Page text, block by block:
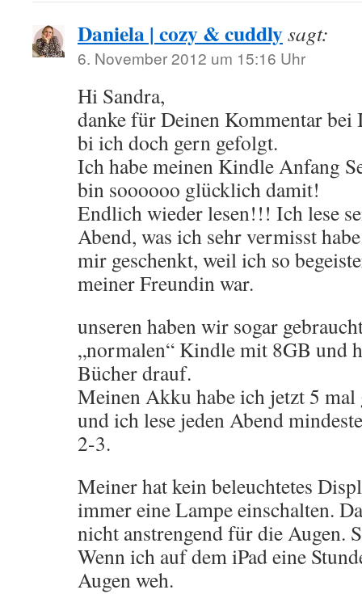
Daniela | cozy & cuddlysagt:
6. November 2012 um 15:16 Uhr
Hi Sandra,
danke für Deinen Kommentar
bi ich doch gern gefolgt.
Ich habe meinen Kindle Anfang
bin soooooo glücklich damit!
Endlich wieder lesen!!! Ich lese
Abend, was ich sehr vermisst
mir geschenkt, weil ich so
meiner Freundin war.
unseren haben wir sogar
„normalen“ Kindle mit 8GB und
Bücher drauf.
Meinen Akku habe ich jetzt 5 mal
und ich lese jeden Abend
2-3.
Meiner hat kein beleuchtetes
immer eine Lampe einschalten.
nicht anstrengend für die Augen.
Wenn ich auf dem iPad eine
Augen weh.